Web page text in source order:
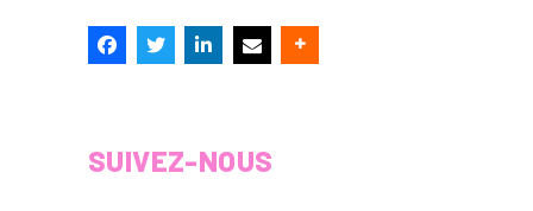
SUIVEZ-NOUS